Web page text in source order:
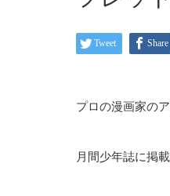
Tweet Share
プロの漫画家の
月間少年誌に掲